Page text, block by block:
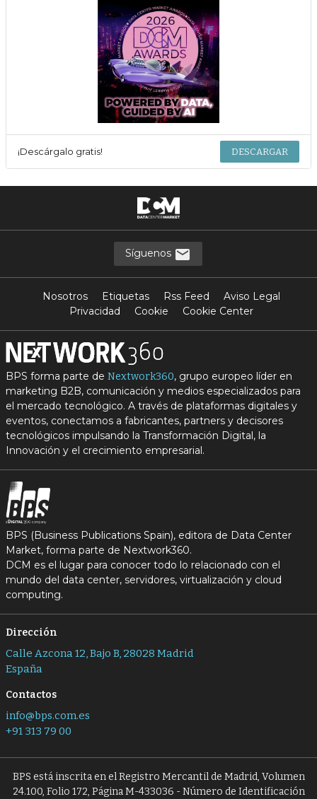
¡Descárgalo gratis! DESCARGAR
Síguenos
Nosotros Etiquetas Rss Feed
Aviso Legal
Privacidad
Cookie Cookie Center
BPS forma parte de Nextwork360, grupo europeo líder en
marketing B2B, comunicación y medios especializados para
el mercado tecnológico. A través de plataformas digitales y
eventos, conectamos a fabricantes, partners y decisores
tecnológicos impulsando la Transformación Digital, la
Innovación y el crecimiento empresarial.
BPS (Business Publications Spain), editora de Data Center
Market, forma parte de Nextwork360.
DCM es el lugar para conocer todo lo relacionado con el
mundo del data center, servidores, virtualización y cloud
computing.
Dirección
Calle Azcona 12, Bajo B, 28028 Madrid
España
Contactos
info@bps.com.es
+91 313 79 00
BPS está inscrita en el Registro Mercantil de Madrid, Volumen
24.100, Folio 172, Página M-433036 - Número de Identificación